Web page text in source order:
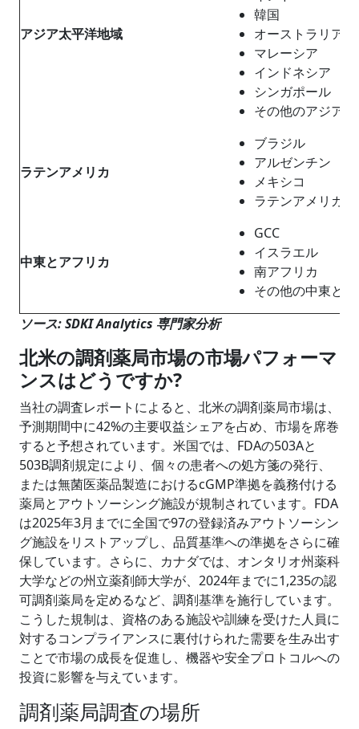
アジア太平洋地域
韓国
オーストラリア
マレーシア
インドネシア
シンガポール
その他のアジア
ラテンアメリカ
ブラジル
アルゼンチン
メキシコ
ラテンアメリカ
中東とアフリカ
GCC
イスラエル
南アフリカ
その他の中東と
ソース: SDKI Analytics 専門家分析
北米の調剤薬局市場の市場パフォーマ
ンスはどうですか?
当社の調査レポートによると、北米の調剤薬局市場は、
予測期間中に42%の主要収益シェアを占め、市場を席巻
すると予想されています。米国では、FDAの503Aと
503B調剤規定により、個々の患者への処方箋の発行、
または無菌医薬品製造におけるcGMP準拠を義務付ける
薬局とアウトソーシング施設が規制されています。FDA
は2025年3月までに全国で97の登録済みアウトソーシン
グ施設をリストアップし、品質基準への準拠をさらに確
保しています。さらに、カナダでは、オンタリオ州薬科
大学などの州立薬剤師大学が、2024年までに1,235の認
可調剤薬局を定めるなど、調剤基準を施行しています。
こうした規制は、資格のある施設や訓練を受けた人員に
対するコンプライアンスに裏付けられた需要を生み出す
ことで市場の成長を促進し、機器や安全プロトコルへの
投資に影響を与えています。
調剤薬局調査の場所